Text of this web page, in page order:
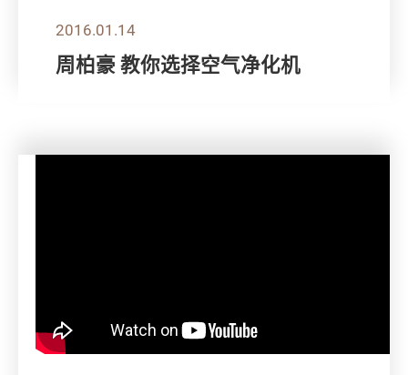
2016.01.14
周柏豪 教你选择空气净化机